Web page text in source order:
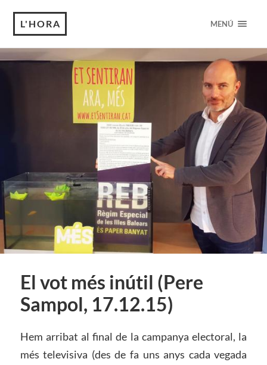
L'HORA MENÚ
El vot més inútil (Pere
Sampol, 17.12.15)
Hem arribat al final de la campanya electoral, la
més televisiva (des de fa uns anys cada vegada